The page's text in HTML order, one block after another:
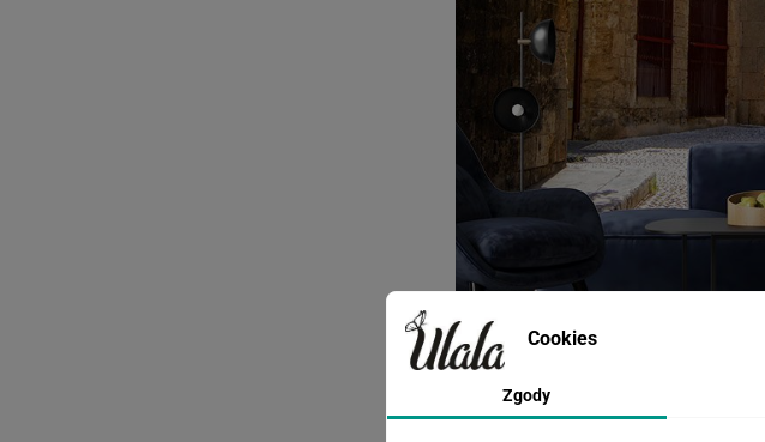
Cookies
Zgody